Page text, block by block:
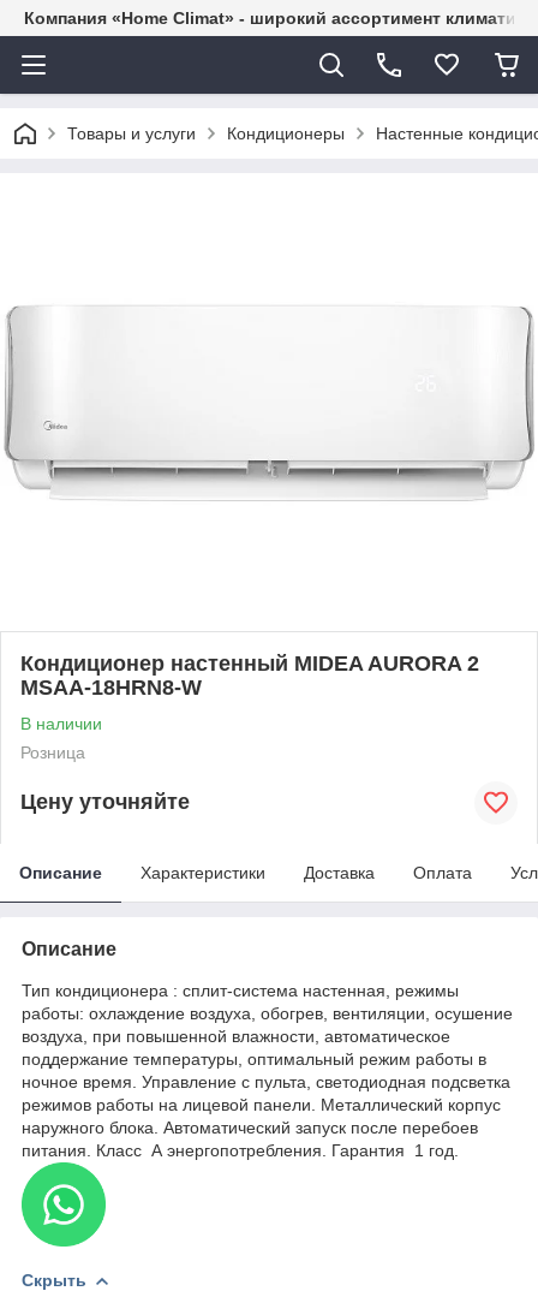
Компания «Home Climat» - широкий ассортимент
Товары и услуги Кондиционеры Настенные
Кондиционер настенный MIDEA AURORA 2
MSAA-18HRN8-W
В наличии
Розница
Цену уточняйте
Описание Характеристики Доставка Оплата
Описание
Тип кондиционера : сплит-система настенная, режимы
работы: охлаждение воздуха, обогрев, вентиляции, осушение
воздуха, при повышенной влажности, автоматическое
поддержание температуры, оптимальный режим работы в
ночное время. Управление с пульта, светодиодная подсветка
режимов работы на лицевой панели. Металлический корпус
наружного блока. Автоматический запуск после перебоев
питания. Класс А энергопотребления. Гарантия 1 год.
Скрыть